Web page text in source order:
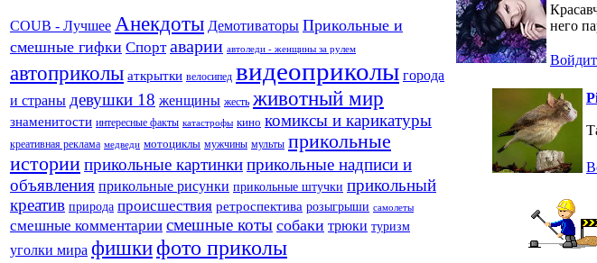
COUB - Лучшее Анекдоты Демотиваторы Прикольные и
смешные гифки Спорт аварии автоледи - женщины за рулем
автоприколы аткрытки велосипед видеоприколы города
и страны девушки 18 женщины жесть животный мир
знаменитости интересные факты катастрофы кино комиксы и карикатуры
креативная реклама медведи мотоциклы мужчины мульты прикольные
историиприкольные картинкиприкольные надписи и
объявления прикольные рисунки прикольные штучки прикольный
креатив природа происшествия ретроспектива розыгрыши самолеты
смешные комментарии смешные коты собаки трюки туризм
уголки мира фишкифото приколы
него